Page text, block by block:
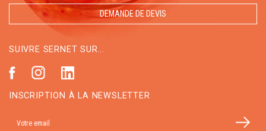
DEMANDE DE DEVIS
SUIVRE SERNET SUR...
INSCRIPTION À LA NEWSLETTER